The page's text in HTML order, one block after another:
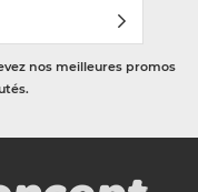
nos meilleures promos